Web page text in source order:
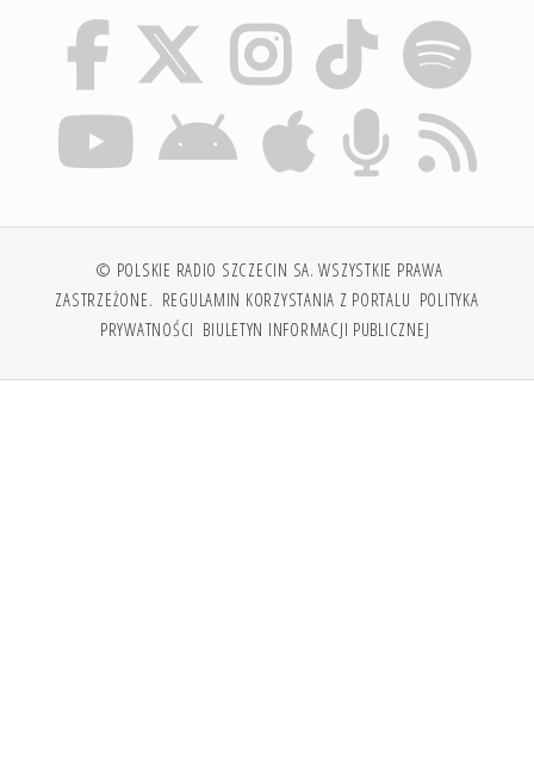
© POLSKIE RADIO SZCZECIN SA. WSZYSTKIE PRAWA
ZASTRZEŻONE. REGULAMIN KORZYSTANIA Z PORTALU POLITYKA
PRYWATNOŚCI BIULETYN INFORMACJI PUBLICZNEJ